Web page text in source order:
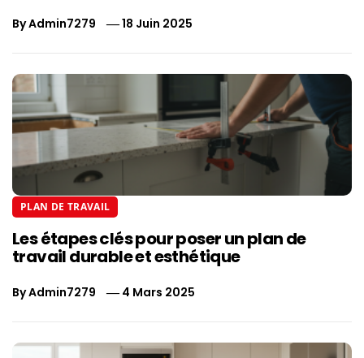
ByAdmin7279 18 Juin 2025
PLAN DE TRAVAIL
Les étapes clés pour poser un plan de
travail durable et esthétique
ByAdmin7279 4 Mars 2025